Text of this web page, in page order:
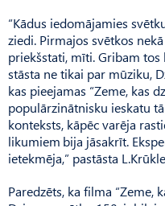
“Kādus iedomājamies
ziedi. Pirmajos svētkos
priekšstati, mīti. Gribam
stāsta ne tikai par mūziku,
kas pieejamas “Zeme, kas
populārzinātnisku ieskatu
konteksts, kāpēc varēja
likumiem bija jāsakrīt.
ietekmēja,” pastāsta
Paredzēts, ka filma “Zeme,